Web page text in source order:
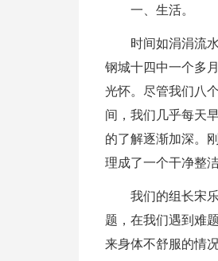
一、生活。
时间如涓涓流
钢城十四中一个多
光怀。尽管我们八
间，我们几乎每天
的了解逐渐加深。
理成了一个干净整
我们的组长宋
题，在我们遇到难
来身体不舒服的情